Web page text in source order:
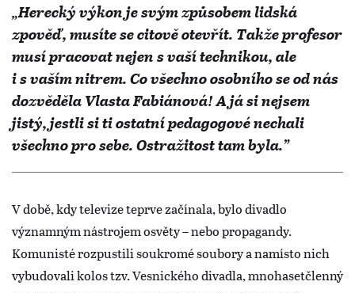
„Herecký výkon je svým způsobem lidská
zpověď, musíte se citově otevřít. Takže profesor
musí pracovat nejen s vaší technikou, ale
i s vaším nitrem. Co všechno osobního se od nás
dozvěděla Vlasta Fabiánová! A já si nejsem
jistý, jestli si ti ostatní pedagogové nechali
všechno pro sebe. Ostražitost tam byla.”
V době, kdy televize teprve začínala, bylo divadlo
významným nástrojem osvěty – nebo propagandy.
Komunisté rozpustili soukromé soubory a namísto nich
vybudovali kolos tzv. Vesnického divadla, mnohasetčlenný